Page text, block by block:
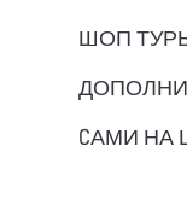
ШОП
CАМИ НА